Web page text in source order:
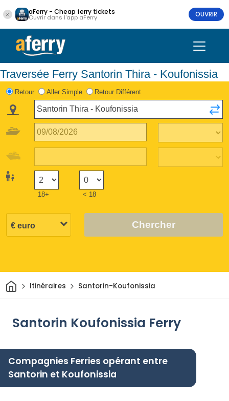
aFerry - Cheap ferry tickets
Ouvrir dans l'app aFerry OUVRIR
Traversée Ferry Santorin Thira - Koufonissia
Retour Aller Simple Retour Différent
18+ < 18
Chercher
Maison
Itinéraires Santorin-Koufonissia
Santorin Koufonissia Ferry
Compagnies Ferries opérant entre
Santorin et Koufonissia